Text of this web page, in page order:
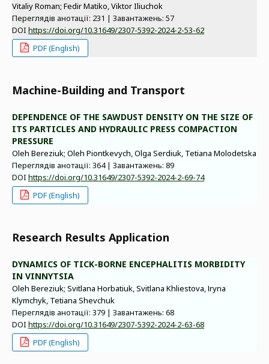
Vitaliy Roman; Fedir Matiko, Viktor Iliuchok
Переглядів анотації: 231 | Завантажень: 57
DOI https://doi.org/10.31649/2307-5392-2024-2-53-62
PDF (English)
Machine-Building and Transport
DEPENDENCE OF THE SAWDUST DENSITY ON THE SIZE OF
ITS PARTICLES AND HYDRAULIC PRESS COMPACTION
PRESSURE
Oleh Bereziuk; Oleh Piontkevych, Olga Serdiuk, Tetiana Molodetska
Переглядів анотації: 364 | Завантажень: 89
DOI https://doi.org/10.31649/2307-5392-2024-2-69-74
PDF (English)
Research Results Application
DYNAMICS OF TICK-BORNE ENCEPHALITIS MORBIDITY
IN VINNYTSIA
Oleh Bereziuk; Svitlana Horbatiuk, Svitlana Khliestova, Іryna
Klymchyk, Tetiana Shevchuk
Переглядів анотації: 379 | Завантажень: 68
DOI https://doi.org/10.31649/2307-5392-2024-2-63-68
PDF (English)